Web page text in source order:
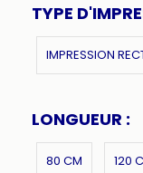
TYPE
IMPRESSION
LONGUEUR :
80 CM 120